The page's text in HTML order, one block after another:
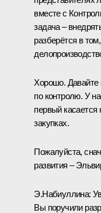
вместе с
задача –
разберётся в
Хорошо. Давайте
по контролю. У
первый касается
закупках.
Пожалуйста,
развития –
Э.Набиуллина:
Вы поручили